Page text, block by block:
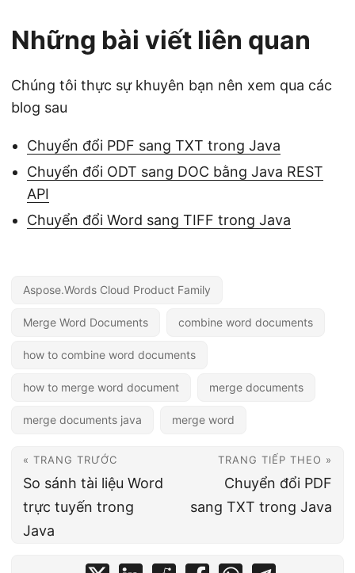
Những bài viết liên quan
Chúng tôi thực sự khuyên bạn nên xem qua các
blog sau
Chuyển đổi PDF sang TXT trong Java
Chuyển đổi ODT sang DOC bằng Java REST
API
Chuyển đổi Word sang TIFF trong Java
Aspose.Words Cloud Product Family
Merge Word Documents combine word documents
how to combine word documents
how to merge word document merge documents
merge documents java merge word
« TRANG TRƯỚC
So sánh tài liệu Word
trực tuyến trong
Java
TRANG TIẾP THEO »
Chuyển đổi PDF
sang TXT trong Java